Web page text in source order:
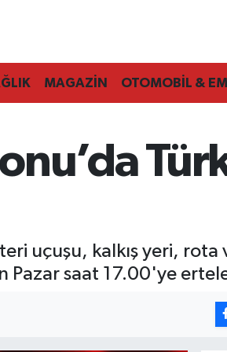
MAGAZİN OTOMOBİL &
Türk
uçuşu, kalkış yeri,
Pazar saat 17.00'ye